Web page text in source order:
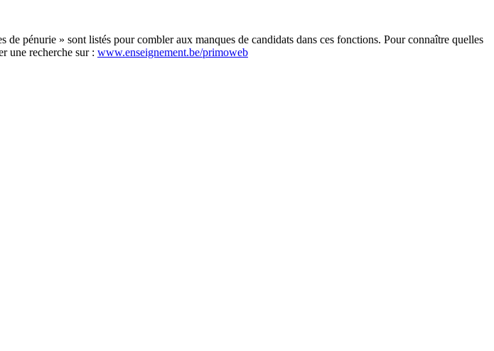
pénurie » sont listés pour combler aux manques de candidats dans ces fonctions. Pour connaître quelles
une recherche sur : www.enseignement.be/primoweb